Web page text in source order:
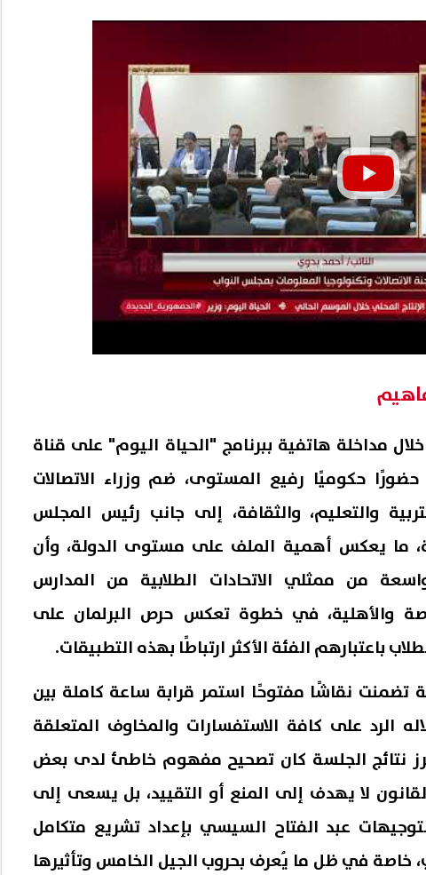
مداخلة هاتفية ببرنامج "الحياة اليوم" على قناة
حكوميًا رفيع المستوى، ضم وزراء الاتصالات
والتعليم، والثقافة، إلى جانب رئيس المجلس
ما يعكس أهمية الملف على مستوى الدولة، وأن
من ممثلي الاتحادات الطلابية من المدارس
والأهلية، في خطوة تعكس حرص البرلمان على
باعتبارهم الفئة الأكثر ارتباطًا بهذه التطبيقات.
تضمنت نقاشًا مفتوحًا استمر قرابة ساعة كاملة بين
الرد على كافة الاستفسارات والمخاوف المتعلقة
أبرز نتائج الجلسة كان تصحيح مفهوم خاطئ لدى بعض
لا يهدف إلى المنع أو التقييد، بل يسعى إلى
لتوجيهات عبد الفتاح السيسي بإعداد تشريع متكامل
خاصة في ظل ما يُعرف بحروب الجيل الخامس وتأثيرها
عبد المجيد يحتفل بزفافه..
رقص مدافع الزمالك
تشعل السوشيال ميديا
تفاصيل عرض الزمالك لبيع خوان بيزيرا
إلى شباب الأهلي
08 أغسطس, 2026 03:41 ص